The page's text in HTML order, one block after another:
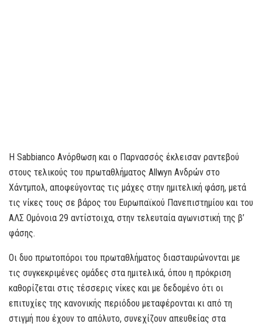
Η Sabbianco Ανόρθωση και ο Παρνασσός έκλεισαν ραντεβού
στους τελικούς του πρωταθλήματος Allwyn Ανδρών στο
Χάντμπολ, αποφεύγοντας τις μάχες στην ημιτελική φάση, μετά
τις νίκες τους σε βάρος του Ευρωπαϊκού Πανεπιστημίου και του
ΑΛΣ Ομόνοια 29 αντίστοιχα, στην τελευταία αγωνιστική της β’
φάσης.
Οι δυο πρωτοπόροι του πρωταθλήματος διασταυρώνονται με
τις συγκεκριμένες ομάδες στα ημιτελικά, όπου η πρόκριση
καθορίζεται στις τέσσερις νίκες και με δεδομένο ότι οι
επιτυχίες της κανονικής περιόδου μεταφέρονται κι από τη
στιγμή που έχουν το απόλυτο, συνεχίζουν απευθείας στα